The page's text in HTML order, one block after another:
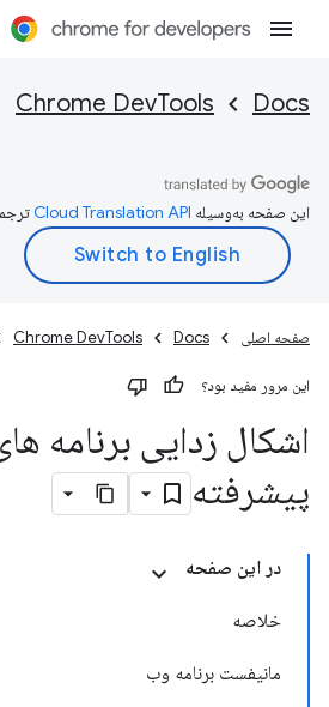
Docs
Chrome DevTools
این صفحه به‌وسیله
صفحه اصلی Docs
Chrome DevTools
این مرور مفید بود؟
اشکال زدایی برنامه
پیشرفته
در این صفحه
خلاصه
مانیفست برنامه وب